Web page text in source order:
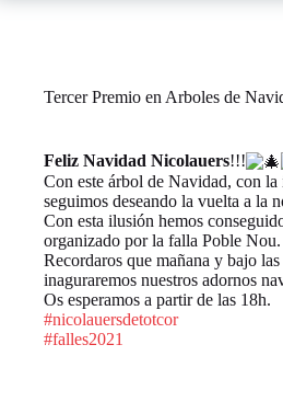
Tercer Premio en Arboles de
Feliz Navidad Nicolauers!!!
Con este árbol de Navidad, con
seguimos deseando la vuelta a la
Con esta ilusión hemos
organizado por la falla Poble Nou.
Recordaros que mañana y bajo
inaguraremos nuestros adornos
Os esperamos a partir de las 18h.
#nicolauersdetotcor
#falles2021